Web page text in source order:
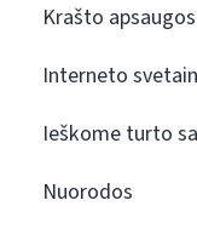
Krašto
Interneto
Ieškome turto
Nuorodos